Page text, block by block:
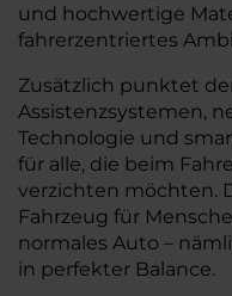
und hochwertige
fahrerzentriertes
Zusätzlich punktet
Assistenzsystemen,
Technologie und
für alle, die beim
verzichten möchten.
Fahrzeug für
normales Auto –
in perfekter Balance.